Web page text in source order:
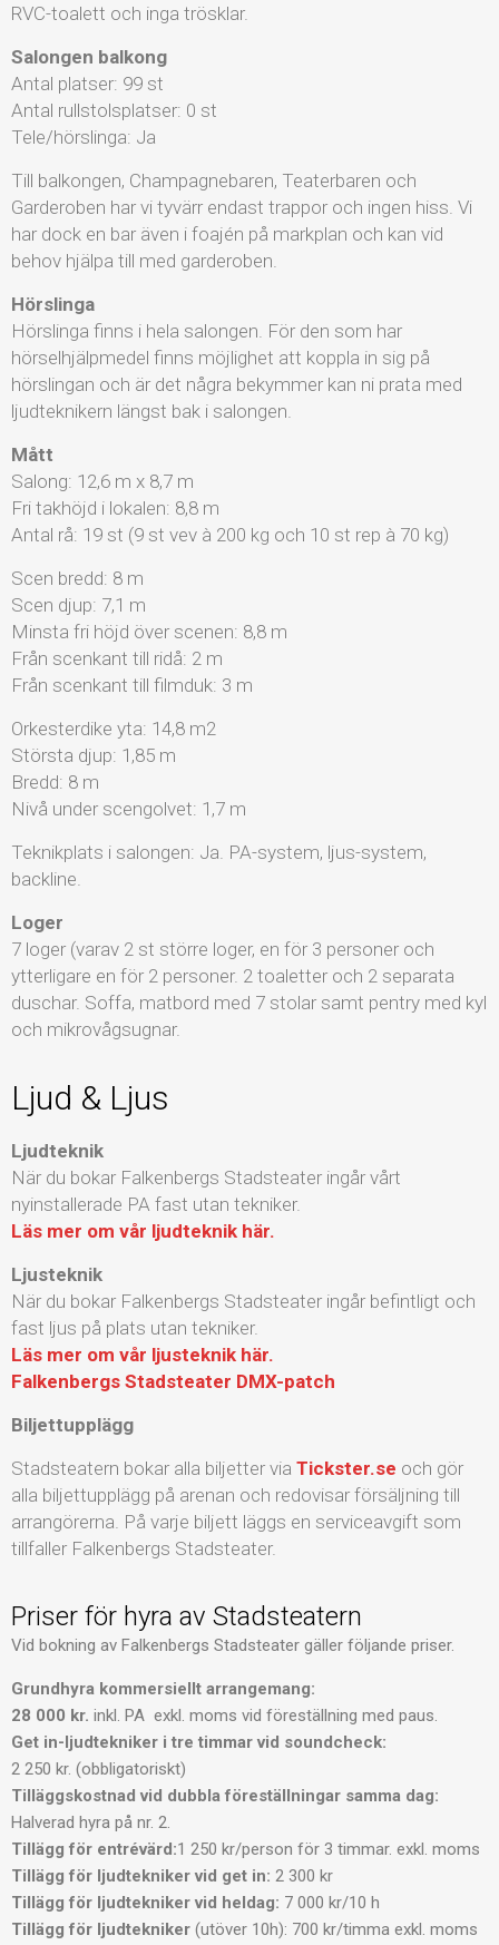
RVC-toalett och inga trösklar.
Salongen balkong
Antal platser: 99 st
Antal rullstolsplatser: 0 st
Tele/hörslinga: Ja
Till balkongen, Champagnebaren, Teaterbaren och
Garderoben har vi tyvärr endast trappor och ingen hiss. Vi
har dock en bar även i foajén på markplan och kan vid
behov hjälpa till med garderoben.
Hörslinga
Hörslinga finns i hela salongen. För den som har
hörselhjälpmedel finns möjlighet att koppla in sig på
hörslingan och är det några bekymmer kan ni prata med
ljudteknikern längst bak i salongen.
Mått
Salong: 12,6 m x 8,7 m
Fri takhöjd i lokalen: 8,8 m
Antal rå: 19 st (9 st vev à 200 kg och 10 st rep à 70 kg)
Scen bredd: 8 m
Scen djup: 7,1 m
Minsta fri höjd över scenen: 8,8 m
Från scenkant till ridå: 2 m
Från scenkant till filmduk: 3 m
Orkesterdike yta: 14,8 m2
Största djup: 1,85 m
Bredd: 8 m
Nivå under scengolvet: 1,7 m
Teknikplats i salongen: Ja. PA-system, ljus-system,
backline.
Loger
7 loger (varav 2 st större loger, en för 3 personer och
ytterligare en för 2 personer. 2 toaletter och 2 separata
duschar. Soffa, matbord med 7 stolar samt pentry med kyl
och mikrovågsugnar.
Ljud & Ljus
Ljudteknik
När du bokar Falkenbergs Stadsteater ingår vårt
nyinstallerade PA fast utan tekniker.
Läs mer om vår ljudteknik här.
Ljusteknik
När du bokar Falkenbergs Stadsteater ingår befintligt och
fast ljus på plats utan tekniker.
Läs mer om vår ljusteknik här.
Falkenbergs Stadsteater DMX-patch
Biljettupplägg
Stadsteatern bokar alla biljetter via Tickster.se och gör
alla biljettupplägg på arenan och redovisar försäljning till
arrangörerna. På varje biljett läggs en serviceavgift som
tillfaller Falkenbergs Stadsteater.
Priser för hyra av Stadsteatern
Vid bokning av Falkenbergs Stadsteater gäller följande priser.
Grundhyra kommersiellt arrangemang:
28 000 kr. inkl. PA exkl. moms vid föreställning med paus.
Get in-ljudtekniker i tre timmar vid soundcheck:
2 250 kr. (obbligatoriskt)
Tilläggskostnad vid dubbla föreställningar samma dag:
Halverad hyra på nr. 2.
Tillägg för entrévärd:1 250 kr/person för 3 timmar. exkl. moms
Tillägg för ljudtekniker vid get in: 2 300 kr
Tillägg för ljudtekniker vid heldag: 7 000 kr/10 h
Tillägg för ljudtekniker (utöver 10h): 700 kr/timma exkl. moms